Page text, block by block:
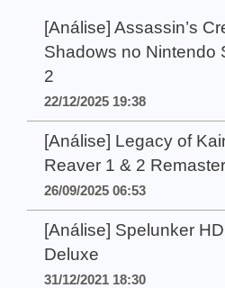
[Análise] Assassin’s
Shadows no Nintendo
2
22/12/2025 19:38
[Análise] Legacy of
Reaver 1 & 2
26/09/2025 06:53
[Análise] Spelunker HD
Deluxe
31/12/2021 18:30